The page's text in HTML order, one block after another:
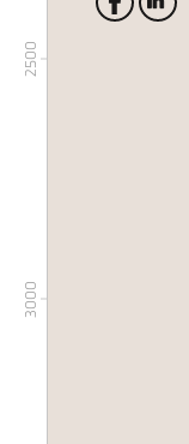
2500
3000